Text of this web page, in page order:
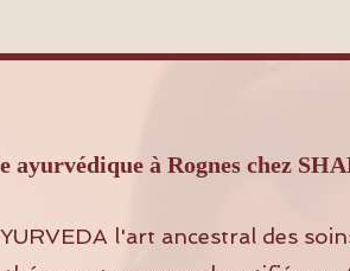
ayurvédique à Rognes chez
l'art ancestral des